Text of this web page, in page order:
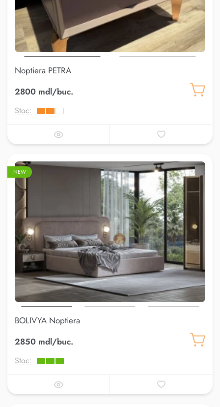
Noptiera PETRA
2800 mdl/buc.
Stoc:
NEW
BOLIVYA Noptiera
2850 mdl/buc.
Stoc: